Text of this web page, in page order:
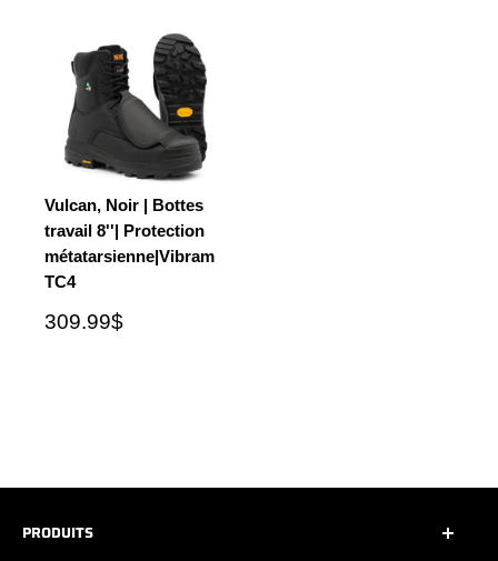
Vulcan, Noir | Bottes
travail 8''| Protection
métatarsienne|Vibram
TC4
309.99$
PRODUITS